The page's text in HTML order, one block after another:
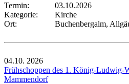
Termin:
03.10.2026
Kategorie:
Kirche
Ort:
Buchenbergalm,
04.10. 2026
Frühschoppen des 1. König-Ludwig-
Mammendorf